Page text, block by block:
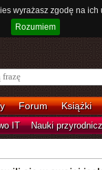
wyrażasz zgodę na
Rozumiem
Forum Książki
IT Nauki